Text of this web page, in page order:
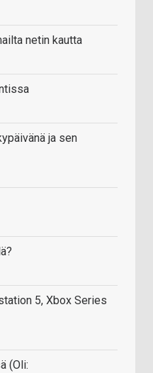
netin kautta
ja sen
5, Xbox Series
(Oli: